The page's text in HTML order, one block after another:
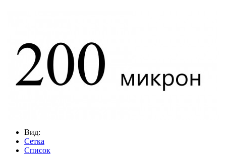
Вид:
Сетка
Список